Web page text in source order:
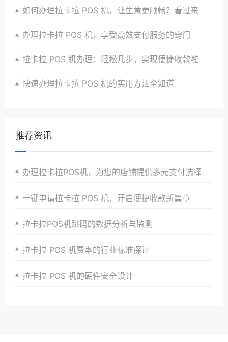
如何办理拉卡拉 POS 机，让生意更顺畅？看过来
办理拉卡拉 POS 机，享受高效支付服务的窍门
拉卡拉 POS 机办理：轻松几步，实现便捷收款啦
快速办理拉卡拉 POS 机的实用方法全知道
推荐资讯
办理拉卡拉POS机，为您的店铺提供多元支付选择
一键申请拉卡拉 POS 机，开启便捷收款新篇章​
拉卡拉POS机跳码的数据分析与监测
拉卡拉 POS 机费率的行业标准探讨
拉卡拉 POS 机的硬件安全设计